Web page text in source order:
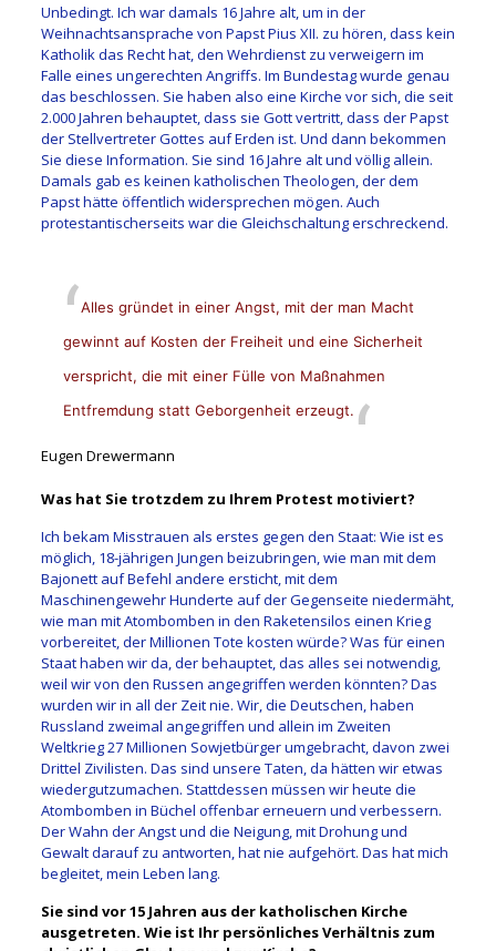
Unbedingt. Ich war damals 16 Jahre alt, um in der
Weihnachtsansprache von Papst Pius XII. zu hören, dass kein
Katholik das Recht hat, den Wehrdienst zu verweigern im
Falle eines ungerechten Angriffs. Im Bundestag wurde genau
das beschlossen. Sie haben also eine Kirche vor sich, die seit
2.000 Jahren behauptet, dass sie Gott vertritt, dass der Papst
der Stellvertreter Gottes auf Erden ist. Und dann bekommen
Sie diese Information. Sie sind 16 Jahre alt und völlig allein.
Damals gab es keinen katholischen Theologen, der dem
Papst hätte öffentlich widersprechen mögen. Auch
protestantischerseits war die Gleichschaltung erschreckend.
Alles gründet in einer Angst, mit der man Macht
gewinnt auf Kosten der Freiheit und eine Sicherheit
verspricht, die mit einer Fülle von Maßnahmen
Entfremdung statt Geborgenheit erzeugt.
Eugen Drewermann
Was hat Sie trotzdem zu Ihrem Protest motiviert?
Ich bekam Misstrauen als erstes gegen den Staat: Wie ist es
möglich, 18-jährigen Jungen beizubringen, wie man mit dem
Bajonett auf Befehl andere ersticht, mit dem
Maschinengewehr Hunderte auf der Gegenseite niedermäht,
wie man mit Atombomben in den Raketensilos einen Krieg
vorbereitet, der Millionen Tote kosten würde? Was für einen
Staat haben wir da, der behauptet, das alles sei notwendig,
weil wir von den Russen angegriffen werden könnten? Das
wurden wir in all der Zeit nie. Wir, die Deutschen, haben
Russland zweimal angegriffen und allein im Zweiten
Weltkrieg 27 Millionen Sowjetbürger umgebracht, davon zwei
Drittel Zivilisten. Das sind unsere Taten, da hätten wir etwas
wiedergutzumachen. Stattdessen müssen wir heute die
Atombomben in Büchel offenbar erneuern und verbessern.
Der Wahn der Angst und die Neigung, mit Drohung und
Gewalt darauf zu antworten, hat nie aufgehört. Das hat mich
begleitet, mein Leben lang.
Sie sind vor 15 Jahren aus der katholischen Kirche
ausgetreten. Wie ist Ihr persönliches Verhältnis zum